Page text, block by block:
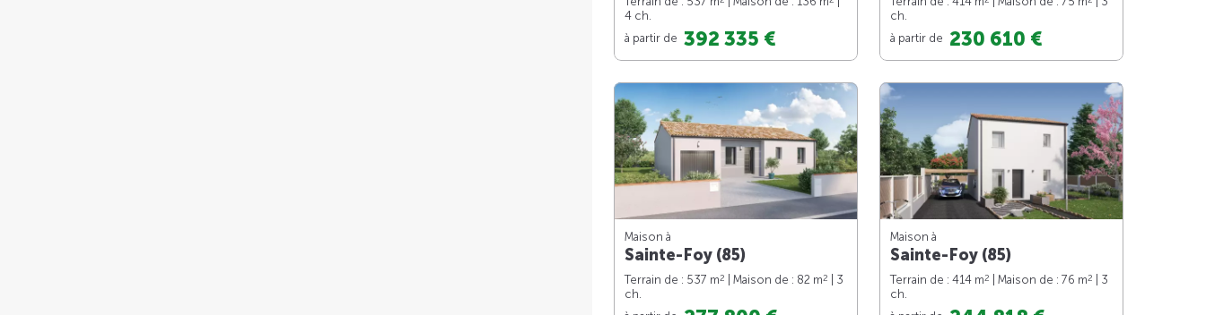
4 ch.
à partir de 392 335 €
ch.
à partir de 230 610 €
Maison à
Sainte-Foy (85)
Terrain de : 537 m2 | Maison de : 82 m2
| 3
ch.
Maison à
Sainte-Foy (85)
Terrain de : 414 m2 | Maison de : 76 m2
| 3
ch.